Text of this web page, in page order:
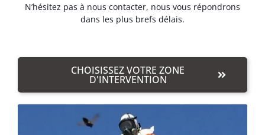
N’hésitez pas à nous contacter, nous vous répondrons
dans les plus brefs délais.
CHOISISSEZ VOTRE ZONE
D'INTERVENTION